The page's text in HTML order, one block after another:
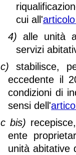
cui all'
4)alle unità
servizi
c) stabilisce,
eccedente il
condizioni di
sensi dell'
c bis)
ente
unità abitative